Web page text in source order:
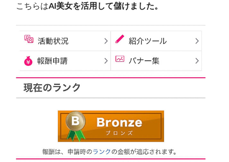
こちらはAI美女を活用して儲けました。